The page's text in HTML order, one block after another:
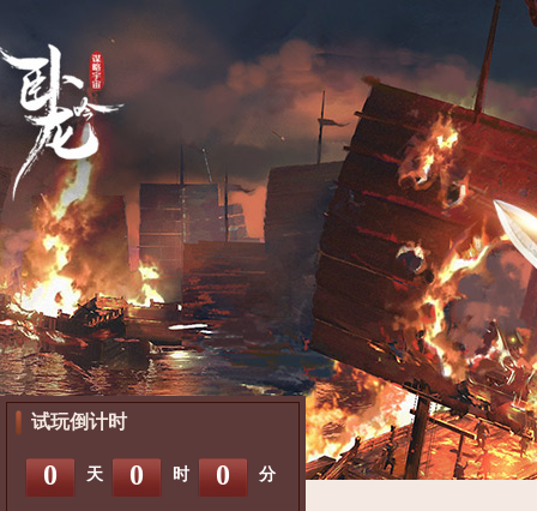
试玩倒计时
0 天 0 时 0 分